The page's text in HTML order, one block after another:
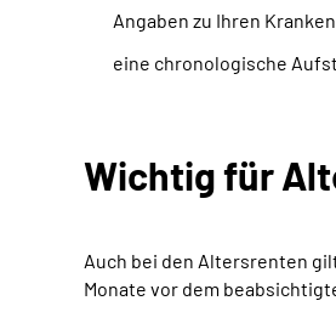
Angaben zu Ihren
eine chronologische
Wichtig für
Auch bei den Altersrenten
Monate vor dem